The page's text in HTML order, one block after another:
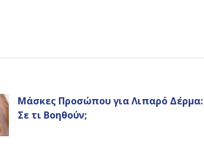
Μάσκες Προσώπου για Λιπαρό Δέρμα:
Σε τι Βοηθούν;